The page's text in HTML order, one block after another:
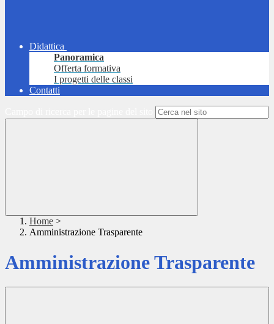
Didattica
Panoramica
Offerta formativa
I progetti delle classi
Contatti
Home >
Amministrazione Trasparente
Amministrazione Trasparente